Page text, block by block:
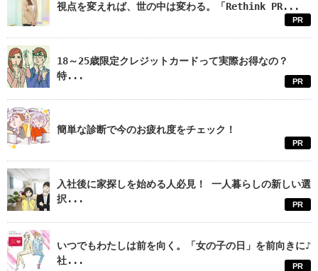
視点を変えれば、世の中は変わる。「Rethink PR...
PR
18～25歳限定クレジットカードって実際お得なの？
特...
PR
簡単な診断で今のお疲れ度をチェック！
PR
入社後に家探しを始める人必見！ 一人暮らしの新しい選
択...
PR
いつでもわたしは前を向く。「女の子の日」を前向きに♪
社...
PR